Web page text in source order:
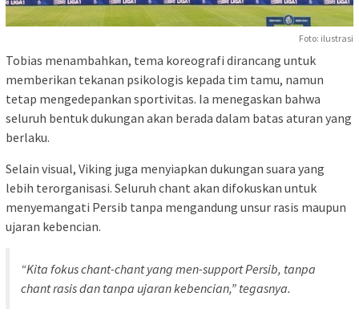
Foto: ilustrasi
Tobias menambahkan, tema koreografi dirancang untuk
memberikan tekanan psikologis kepada tim tamu, namun
tetap mengedepankan sportivitas. Ia menegaskan bahwa
seluruh bentuk dukungan akan berada dalam batas aturan yang
berlaku.
Selain visual, Viking juga menyiapkan dukungan suara yang
lebih terorganisasi. Seluruh chant akan difokuskan untuk
menyemangati Persib tanpa mengandung unsur rasis maupun
ujaran kebencian.
“Kita fokus chant-chant yang men-support Persib, tanpa
chant rasis dan tanpa ujaran kebencian,” tegasnya.